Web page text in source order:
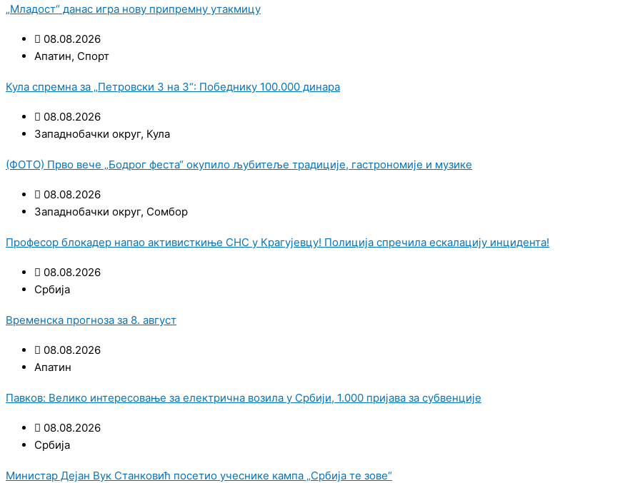
„Младост“ данас игра нову припремну утакмицу
08.08.2026
Апатин, Спорт
Кула спремна за „Петровски 3 на 3“: Победнику 100.000 динара
08.08.2026
Западнобачки округ, Кула
(ФОТО) Прво вече „Бодрог феста“ окупило љубитеље традиције, гастрономије и музике
08.08.2026
Западнобачки округ, Сомбор
Професор блокадер напао активисткиње СНС у Крагујевцу! Полиција спречила ескалацију инцидента!
08.08.2026
Србија
Временска прогноза за 8. август
08.08.2026
Апатин
Павков: Велико интересовање за електрична возила у Србији, 1.000 пријава за субвенције
08.08.2026
Србија
Министар Дејан Вук Станковић посетио учеснике кампа „Србија те зове“